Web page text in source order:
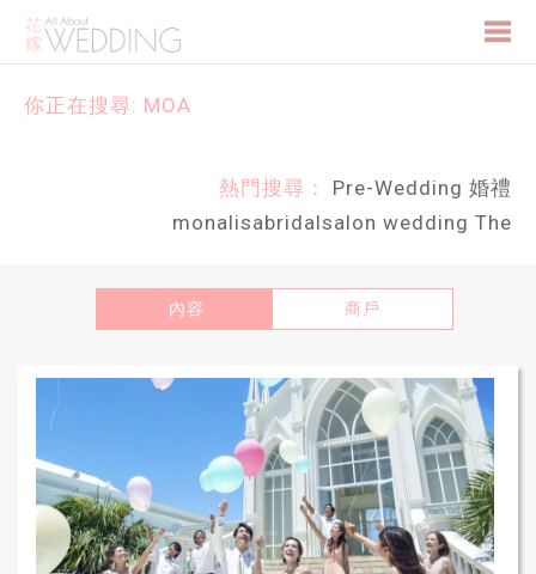
你正在搜尋: MOA
熱門搜尋： Pre-Wedding 婚禮
monalisabridalsalon wedding The
內容 商戶